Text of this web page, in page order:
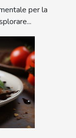
per la